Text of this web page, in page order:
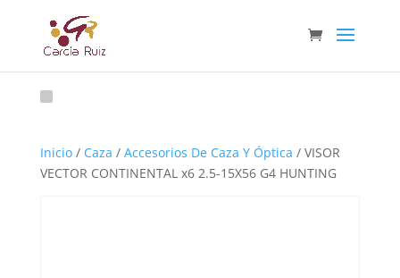
Inicio/ Caza / Accesorios De Caza Y Óptica / VISOR
VECTOR CONTINENTAL x6 2.5-15X56 G4 HUNTING